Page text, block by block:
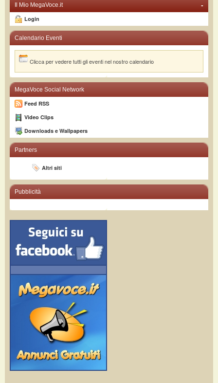
-
Il Mio MegaVoce.it
Login
Calendario Eventi
Clicca per vedere tutti gli eventi nel nostro calendario
MegaVoce Social Network
Feed RSS
Video Clips
Downloads e Wallpapers
Partners
Altri siti
Pubblicità